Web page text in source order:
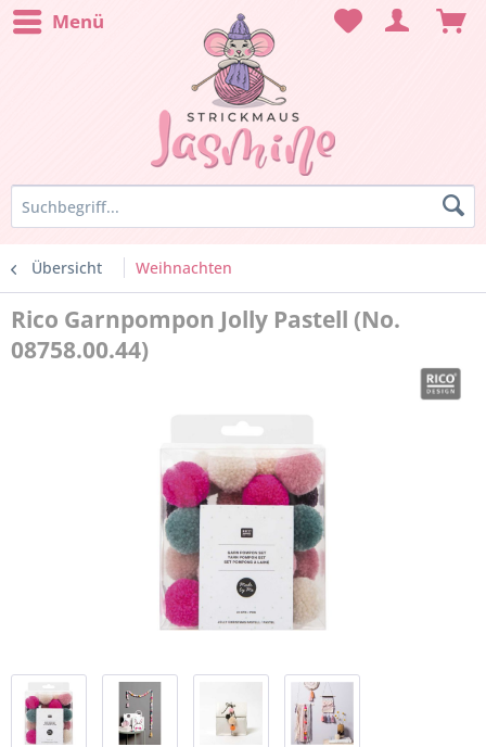
Menü
Übersicht Weihnachten
Rico Garnpompon Jolly Pastell (No.
08758.00.44)